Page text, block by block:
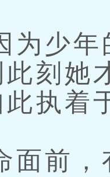
少年
刻她
执着
前，